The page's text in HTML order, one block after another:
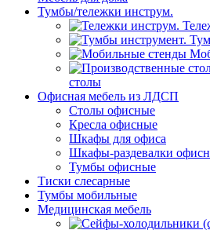
Тумбы/тележки инструм.
столы
Офисная мебель из ЛДСП
Столы офисные
Кресла офисные
Шкафы для офиса
Шкафы-раздевалки
Тумбы офисные
Тиски слесарные
Тумбы мобильные
Медицинская мебель